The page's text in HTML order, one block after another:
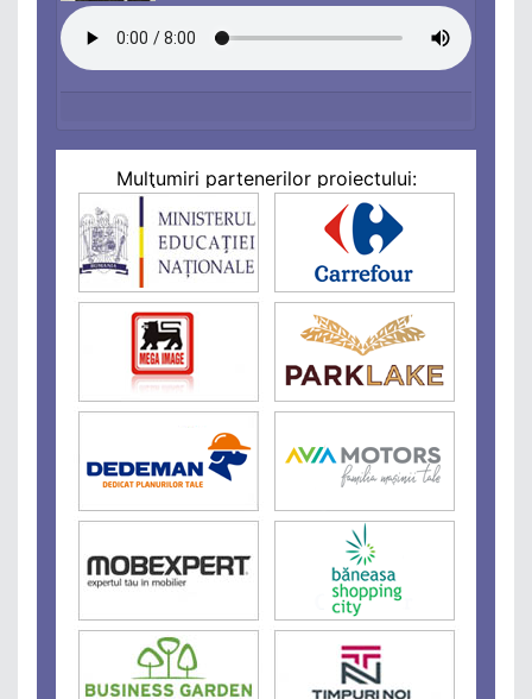
Mulţumiri partenerilor proiectului: